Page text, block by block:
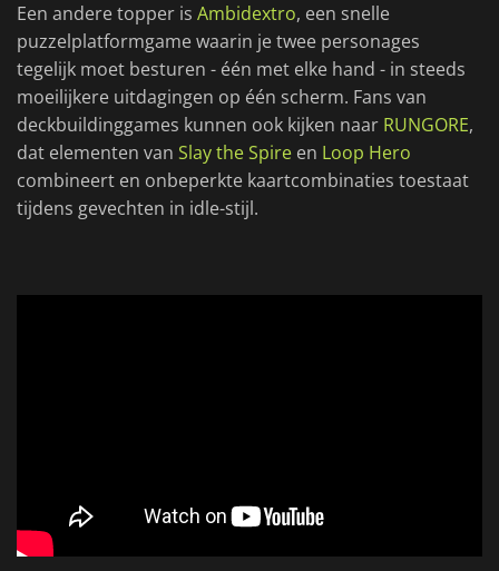
Een andere topper is Ambidextro, een snelle
puzzelplatformgame waarin je twee personages
tegelijk moet besturen - één met elke hand - in steeds
moeilijkere uitdagingen op één scherm. Fans van
deckbuildinggames kunnen ook kijken naar RUNGORE,
dat elementen van Slay the Spire en Loop Hero
combineert en onbeperkte kaartcombinaties toestaat
tijdens gevechten in idle-stijl.